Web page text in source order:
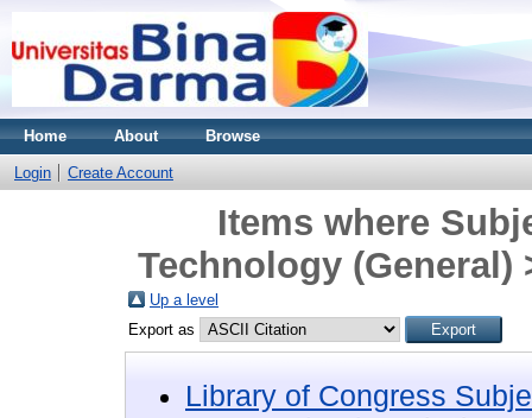
Home About Browse
Login Create Account
Items where
Technology (General)
Up a level
Export as
Library of Congress